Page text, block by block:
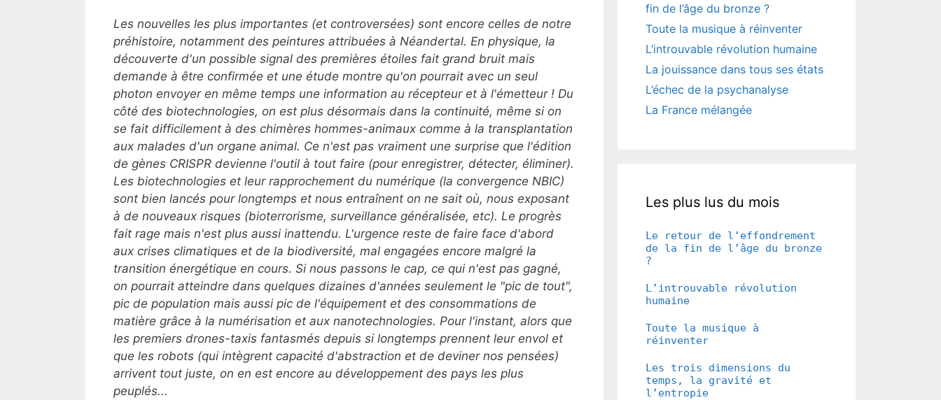
Les nouvelles les plus importantes (et controversées) sont encore celles de notre
préhistoire, notamment des peintures attribuées à Néandertal. En physique, la
découverte d'un possible signal des premières étoiles fait grand bruit mais
demande à être confirmée et une étude montre qu'on pourrait avec un seul
photon envoyer en même temps une information au récepteur et à l'émetteur ! Du
côté des biotechnologies, on est plus désormais dans la continuité, même si on
se fait difficilement à des chimères hommes-animaux comme à la transplantation
aux malades d'un organe animal. Ce n'est pas vraiment une surprise que l'édition
de gènes CRISPR devienne l'outil à tout faire (pour enregistrer, détecter, éliminer).
Les biotechnologies et leur rapprochement du numérique (la convergence NBIC)
sont bien lancés pour longtemps et nous entraînent on ne sait où, nous exposant
à de nouveaux risques (bioterrorisme, surveillance généralisée, etc). Le progrès
fait rage mais n'est plus aussi inattendu. L'urgence reste de faire face d'abord
aux crises climatiques et de la biodiversité, mal engagées encore malgré la
transition énergétique en cours. Si nous passons le cap, ce qui n'est pas gagné,
on pourrait atteindre dans quelques dizaines d'années seulement le "pic de tout",
pic de population mais aussi pic de l'équipement et des consommations de
matière grâce à la numérisation et aux nanotechnologies. Pour l'instant, alors que
les premiers drones-taxis fantasmés depuis si longtemps prennent leur envol et
que les robots (qui intègrent capacité d'abstraction et de deviner nos pensées)
arrivent tout juste, on en est encore au développement des pays les plus
peuplés...
fin de l’âge du bronze ?
Toute la musique à réinventer
L’introuvable révolution humaine
La jouissance dans tous ses états
L’échec de la psychanalyse
La France mélangée
Les plus lus du mois
Le retour de l’effondrement
de la fin de l’âge du bronze
?
L’introuvable révolution
humaine
Toute la musique à
réinventer
Les trois dimensions du
temps, la gravité et
l’entropie